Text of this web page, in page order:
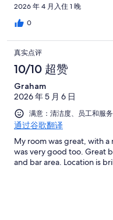
2026 年 4 月入住 1 晚
0
真实点评
10/10 超赞
Graham
2026 年 5 月 6 日
满意：清洁度、员工和服
通过谷歌翻译
My room was great, with a
was very good too. Great
and bar area. Location is